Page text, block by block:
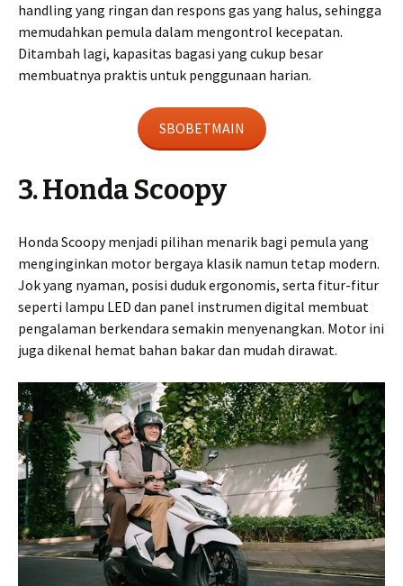
handling yang ringan dan respons gas yang halus, sehingga
memudahkan pemula dalam mengontrol kecepatan.
Ditambah lagi, kapasitas bagasi yang cukup besar
membuatnya praktis untuk penggunaan harian.
SBOBETMAIN
3. Honda Scoopy
Honda Scoopy menjadi pilihan menarik bagi pemula yang
menginginkan motor bergaya klasik namun tetap modern.
Jok yang nyaman, posisi duduk ergonomis, serta fitur-fitur
seperti lampu LED dan panel instrumen digital membuat
pengalaman berkendara semakin menyenangkan. Motor ini
juga dikenal hemat bahan bakar dan mudah dirawat.